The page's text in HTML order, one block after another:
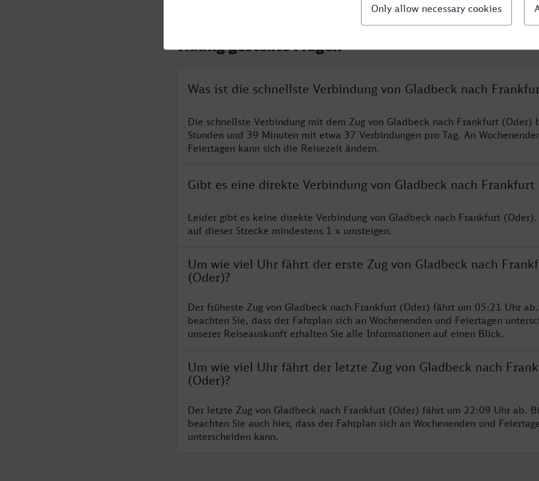
Häufig gestellte Fragen
Was ist die schnellste Verbindung von Gladbeck nach
Die schnellste Verbindung mit dem Zug von Gladbeck nach Frankfurt (Oder)
Stunden und 39 Minuten mit etwa 37 Verbindungen pro Tag. An
Feiertagen kann sich die Reisezeit ändern.
Gibt es eine direkte Verbindung von Gladbeck nach Frankfurt
Leider gibt es keine direkte Verbindung von Gladbeck nach Frankfurt (Oder).
auf dieser Strecke mindestens 1 x umsteigen.
Um wie viel Uhr fährt der erste Zug von Gladbeck nach
(Oder)?
Der früheste Zug von Gladbeck nach Frankfurt (Oder) fährt um 05:21 Uhr
beachten Sie, dass der Fahrplan sich an Wochenenden und Feiertagen
unserer Reiseauskunft erhalten Sie alle Informationen auf einen Blick.
Um wie viel Uhr fährt der letzte Zug von Gladbeck nach
(Oder)?
Der letzte Zug von Gladbeck nach Frankfurt (Oder) fährt um 22:09 Uhr ab.
beachten Sie auch hier, dass der Fahrplan sich an Wochenenden und
unterscheiden kann.